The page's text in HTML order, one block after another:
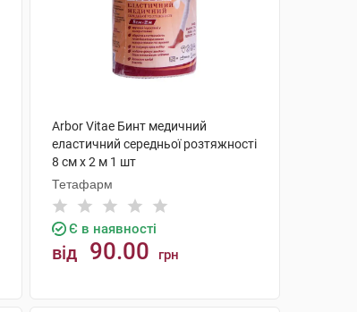
Arbor Vitae Бинт медичний
еластичний середньої розтяжності
8 см х 2 м 1 шт
Тетафарм
Є в наявності
від 90.00 грн